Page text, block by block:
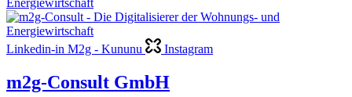
Linkedin-in M2g - Kununu Instagram
m2g-Consult GmbH